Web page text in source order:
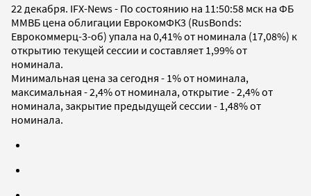
22 декабря. IFX-News - По состоянию на 11:50:58 мск на ФБ
ММВБ цена облигации ЕврокомФК3 (RusBonds:
Еврокоммерц-3-об) упала на 0,41% от номинала (17,08%) к
открытию текущей сессии и составляет 1,99% от
номинала.
Минимальная цена за сегодня - 1% от номинала,
максимальная - 2,4% от номинала, открытие - 2,4% от
номинала, закрытие предыдущей сессии - 1,48% от
номинала.